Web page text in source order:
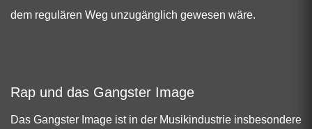
dem regulären Weg unzugänglich gewesen wäre.
Rap und das Gangster Image
Das Gangster Image ist in der Musikindustrie insbesondere